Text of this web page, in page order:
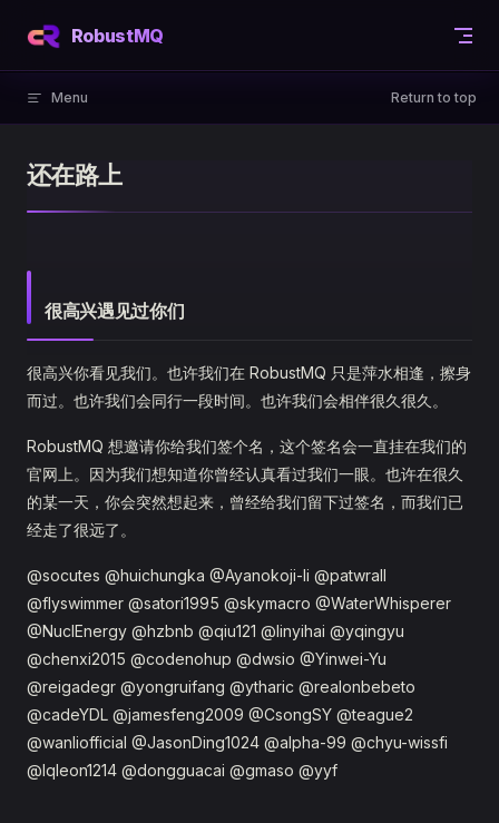
Skip to content
RobustMQ
Menu Return to top
还在路上
很高兴遇见过你们
很高兴你看见我们。也许我们在 RobustMQ 只是萍水相逢，擦身
而过。也许我们会同行一段时间。也许我们会相伴很久很久。
RobustMQ 想邀请你给我们签个名，这个签名会一直挂在我们的
官网上。因为我们想知道你曾经认真看过我们一眼。也许在很久
的某一天，你会突然想起来，曾经给我们留下过签名，而我们已
经走了很远了。
@socutes @huichungka @Ayanokoji-li @patwrall
@flyswimmer @satori1995 @skymacro @WaterWhisperer
@NuclEnergy @hzbnb @qiu121 @linyihai @yqingyu
@chenxi2015 @codenohup @dwsio @Yinwei-Yu
@reigadegr @yongruifang @ytharic @realonbebeto
@cadeYDL @jamesfeng2009 @CsongSY @teague2
@wanliofficial @JasonDing1024 @alpha-99 @chyu-wissfi
@lqleon1214 @dongguacai @gmaso @yyf